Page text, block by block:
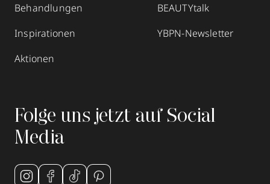
Behandlungen
Inspirationen
Aktionen
BEAUTYtalk
YBPN-Newsletter
Folge uns jetzt auf Social
Media